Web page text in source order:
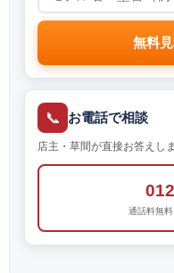
無料
📞 お電話で相談
店主・草間が直接お答えしま
通話料無